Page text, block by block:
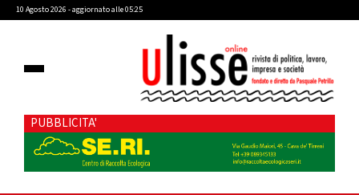
10 Agosto 2026 - aggiornato alle 05:25
PUBBLICITA'